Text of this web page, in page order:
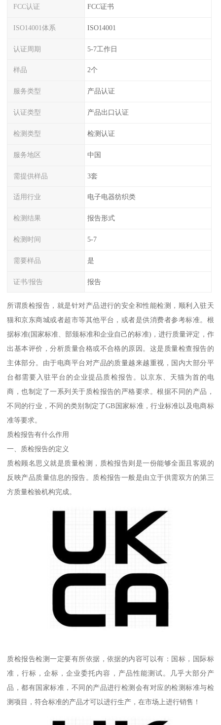
FCC认证 FCC证书
ISO14001体系 ISO14001
认证周期 5-7工作日
样品 2个
服务类型 产品认证
认证类型 产品出口认证
检测类型 检测认证
服务地区 中国
需提供样品 3套
适用行业 电子电器纺织类
检测结果 报告形式
检测时间 5-7
需要样品 是
证书/报告 报告
所谓质检报告，就是针对产品进行的安全和性能检测，顺利入驻天
猫和京东商城或者超市等其他平台，或者是供消费者参考标准。根
据标准(国家标准、部颁标准和企业自己的标准)，进行质量评定，作
出基本评价，分析质量合格或不合格的原因。这是质量检查报告的
主体部分。由于电商平台对产品的质量越来越重视，国内大部分平
台都需要入驻平台的企业提品质检报告。以京东、天猫为首的电
商，也制定了一系列关于质检报告的严格要求。根据不同的产品，
不同的行业，不同的类别制定了GB国家标准，行业标准以及电商标
准等要求。
质检报告有什么作用
一、质检报告的定义
质检顾名思义就是质量检测，质检报告则是一份能够全面且客观的
反映产品质量信息的报告。质检报告一般是由立于供需双方的第三
方质量检验机构完成。
质检报告检测一定要有所依据，依据的内容可以有：国标，国际标
准，行标，企标，企业委托内容，产品性能测试。几乎大部分产
品，都有国家标准，不同的产品进行检测会有对应的检测标准与检
测项目，符合标准的产品才可以进行生产，在市场上进行销售！